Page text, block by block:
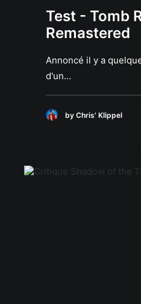
Test - Tomb
Remastered
Annoncé il y a
d'un…
by Chris' Klippel